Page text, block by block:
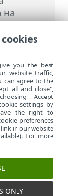
на
сайт
you the best
website traffic,
can agree to the
all and close",
"Accept
settings by
the right to
preferences
in our website
For more
ONLY